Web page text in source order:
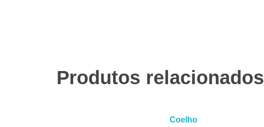
Produtos relacionados
Coelho